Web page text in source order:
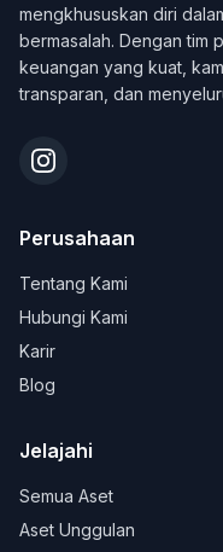
mengkhususkan diri
bermasalah. Dengan tim
keuangan yang kuat,
transparan, dan
Perusahaan
Tentang Kami
Hubungi Kami
Karir
Blog
Jelajahi
Semua Aset
Aset Unggulan